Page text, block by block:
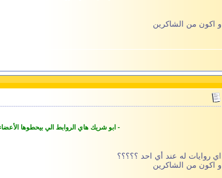
و اكون من الشاكرين
- ابو شريك هاي الروابط الي بيحطوها
اي روايات له عند أي احد ؟؟؟؟؟
و اكون من الشاكرين